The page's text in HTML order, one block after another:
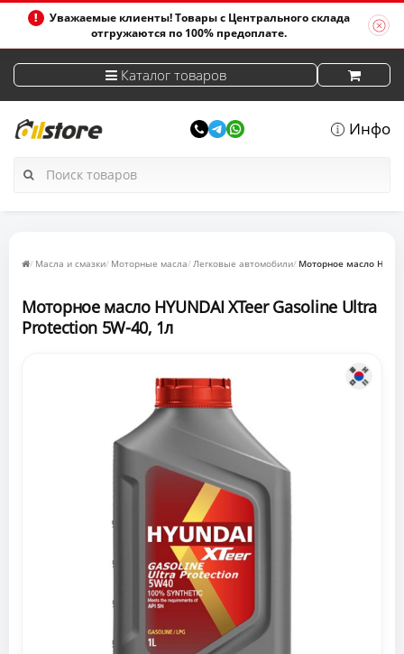
Уважаемые клиенты! Товары с Центрального склада
отгружаются по 100% предоплате.
Каталог товаров
Инфо
Масла и смазки Моторные масла Легковые автомобили Моторное масло
Моторное масло HYUNDAI XTeer Gasoline Ultra
Protection 5W-40, 1л